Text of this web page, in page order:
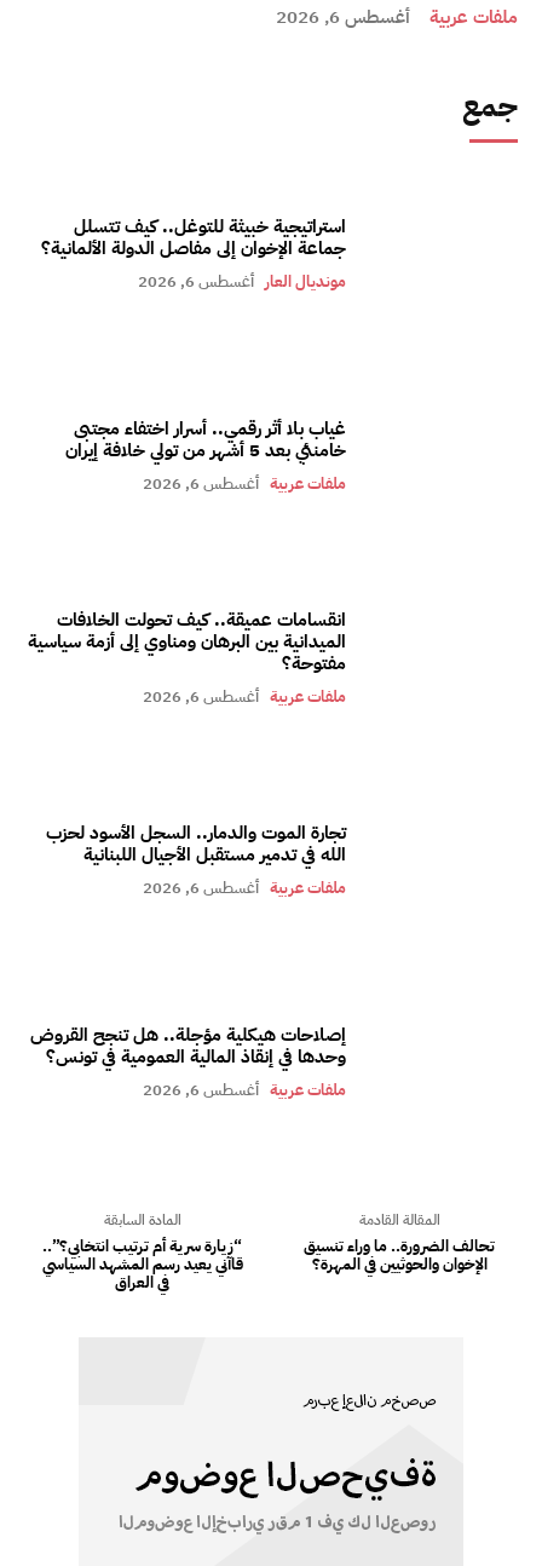
ملفات عربية أغسطس 6, 2026
جمع
استراتيجية خبيثة للتوغل.. كيف تتسلل
جماعة الإخوان إلى مفاصل الدولة الألمانية؟
مونديال العار أغسطس 6, 2026
غياب بلا أثر رقمي.. أسرار اختفاء مجتبى
خامنئي بعد 5 أشهر من تولي خلافة إيران
ملفات عربية أغسطس 6, 2026
انقسامات عميقة.. كيف تحولت الخلافات
الميدانية بين البرهان ومناوي إلى أزمة سياسية
مفتوحة؟
ملفات عربية أغسطس 6, 2026
تجارة الموت والدمار.. السجل الأسود لحزب
الله في تدمير مستقبل الأجيال اللبنانية
ملفات عربية أغسطس 6, 2026
إصلاحات هيكلية مؤجلة.. هل تنجح القروض
وحدها في إنقاذ المالية العمومية في تونس؟
ملفات عربية أغسطس 6, 2026
المادة السابقة
“زيارة سرية أم ترتيب انتخابي؟”..
قاآني يعيد رسم المشهد السياسي
في العراق
المقالة القادمة
تحالف الضرورة.. ما وراء تنسيق
الإخوان والحوثيين في المهرة؟